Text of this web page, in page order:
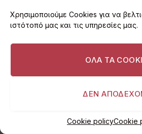
Χρησιμοποιούμε Cookies για να
ιστότοπό μας και τις υπηρεσίες μας.
ΟΛΑ ΤΑ
ΔΕΝ
Cookie policyCookie
Επανεκκίνηση των αθλητικών